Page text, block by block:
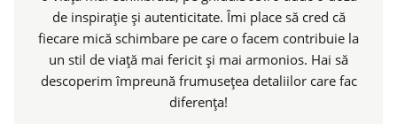
de inspirație și autenticitate. Îmi place să cred că
fiecare mică schimbare pe care o facem contribuie la
un stil de viață mai fericit și mai armonios. Hai să
descoperim împreună frumusețea detaliilor care fac
diferența!